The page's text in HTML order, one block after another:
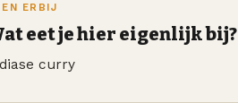
ERBIJ
eet je hier eigenlijk bij?
curry